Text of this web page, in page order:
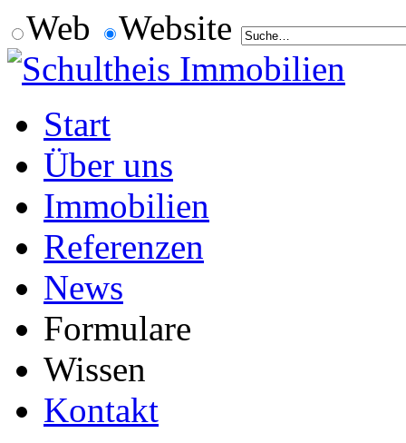
Web Website
Start
Über uns
Immobilien
Referenzen
News
Formulare
Wissen
Kontakt